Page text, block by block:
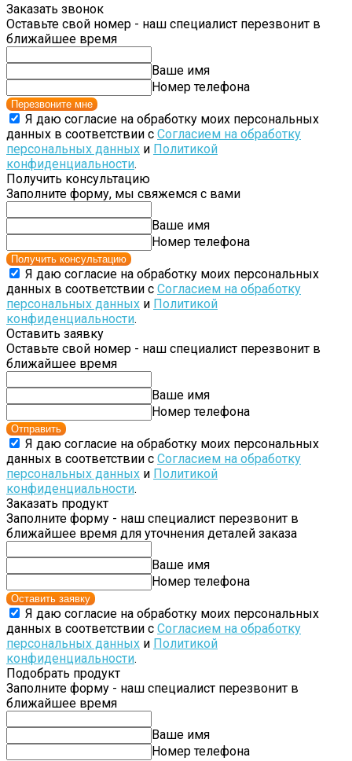
Заказать звонок
Оставьте свой номер - наш специалист перезвонит в
ближайшее время
Ваше имя
Номер телефона
Перезвоните мне
Я даю согласие на обработку моих персональных
данных в соответствии с Согласием на обработку
персональных данных и Политикой
конфиденциальности.
Получить консультацию
Заполните форму, мы свяжемся с вами
Ваше имя
Номер телефона
Получить консультацию
Я даю согласие на обработку моих персональных
данных в соответствии с Согласием на обработку
персональных данных и Политикой
конфиденциальности.
Оставить заявку
Оставьте свой номер - наш специалист перезвонит в
ближайшее время
Ваше имя
Номер телефона
Отправить
Я даю согласие на обработку моих персональных
данных в соответствии с Согласием на обработку
персональных данных и Политикой
конфиденциальности.
Заказать продукт
Заполните форму - наш специалист перезвонит в
ближайшее время для уточнения деталей заказа
Ваше имя
Номер телефона
Оставить заявку
Я даю согласие на обработку моих персональных
данных в соответствии с Согласием на обработку
персональных данных и Политикой
конфиденциальности.
Подобрать продукт
Заполните форму - наш специалист перезвонит в
ближайшее время
Ваше имя
Номер телефона